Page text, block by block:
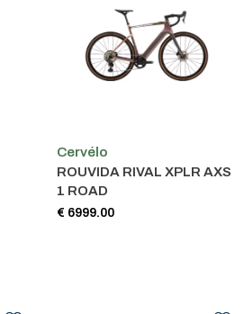
Cervélo
ROUVIDA RIVAL XPLR AXS
1 ROAD
€ 6999.00